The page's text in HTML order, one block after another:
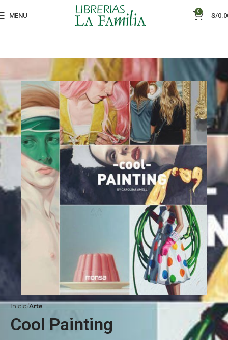
MENU
0
S/
Inicio Arte
Cool Painting